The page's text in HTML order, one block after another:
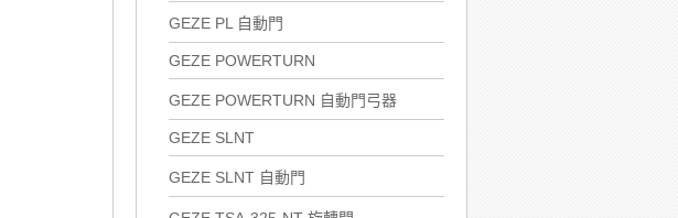
GEZE PL 自動門
GEZE POWERTURN
GEZE POWERTURN 自動門弓器
GEZE SLNT
GEZE SLNT 自動門